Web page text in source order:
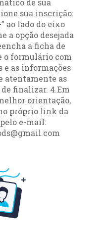
sua inscrição:
ao lado do eixo
a opção desejada
a ficha de
o formulário com
e as informações
atentamente as
finalizar. 4.Em
orientação,
próprio link da
e-mail: